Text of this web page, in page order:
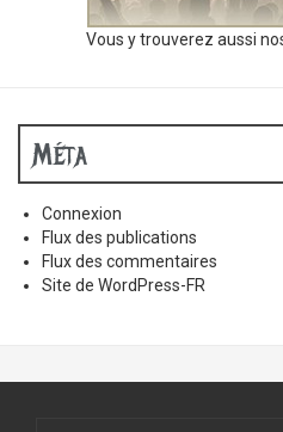
Vous y trouverez aussi
Méta
Connexion
Flux des publications
Flux des commentaires
Site de WordPress-FR